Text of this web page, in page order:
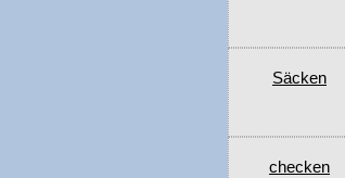
Säcken
checken